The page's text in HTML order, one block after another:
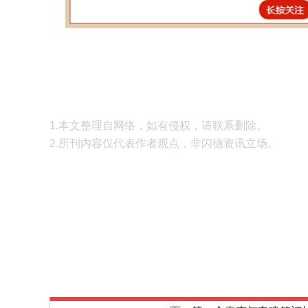
1.本文整理自网络，如有侵权，请联系删除。
2.所刊内容仅代表作者观点，非闪德资讯立场。